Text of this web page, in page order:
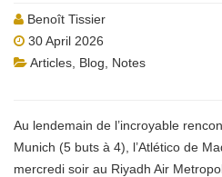
Benoît Tissier
30 April 2026
Articles Blog
Notes
Au lendemain de l’incroyable
Munich (5 buts à 4), l’Atlético de
mercredi soir au Riyadh Air